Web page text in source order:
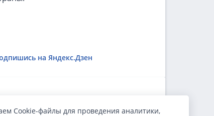
на Яндекс.Дзен
Cookie-файлы для проведения аналитики,